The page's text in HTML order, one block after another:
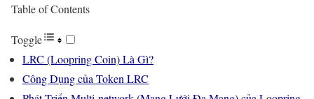
Table of Contents
Toggle
LRC (Loopring Coin) Là Gì?
Công Dụng của Token LRC